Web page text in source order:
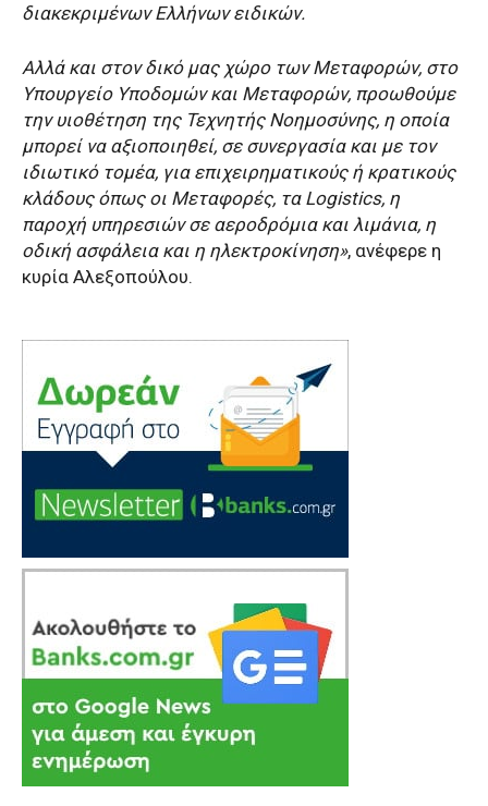
διακεκριμένων Ελλήνων ειδικών.
Αλλά και στον δικό μας χώρο των Μεταφορών, στο
Υπουργείο Υποδομών και Μεταφορών, προωθούμε
την υιοθέτηση της Τεχνητής Νοημοσύνης, η οποία
μπορεί να αξιοποιηθεί, σε συνεργασία και με τον
ιδιωτικό τομέα, για επιχειρηματικούς ή κρατικούς
κλάδους όπως οι Μεταφορές, τα Logistics, η
παροχή υπηρεσιών σε αεροδρόμια και λιμάνια, η
οδική ασφάλεια και η ηλεκτροκίνηση», ανέφερε η
κυρία Αλεξοπούλου.